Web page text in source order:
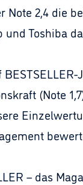
Note 2,4 die
und Toshiba
(Note
– das